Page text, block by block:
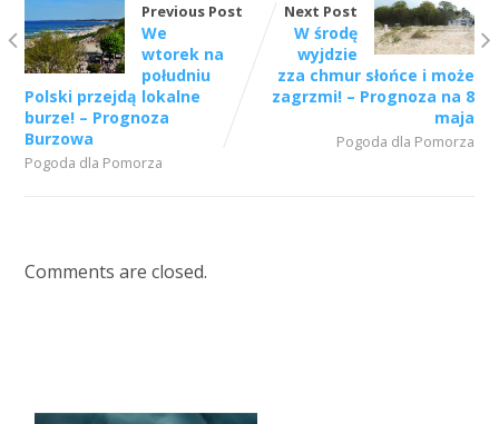
Previous Post
We
wtorek na
południu
Polski przejdą lokalne
burze! – Prognoza
Burzowa
Pogoda dla Pomorza
Next Post
W środę
wyjdzie
zza chmur słońce i może
zagrzmi! – Prognoza na 8
maja
Pogoda dla Pomorza
Comments are closed.